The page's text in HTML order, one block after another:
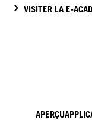
VISITER LA E-
APERÇU